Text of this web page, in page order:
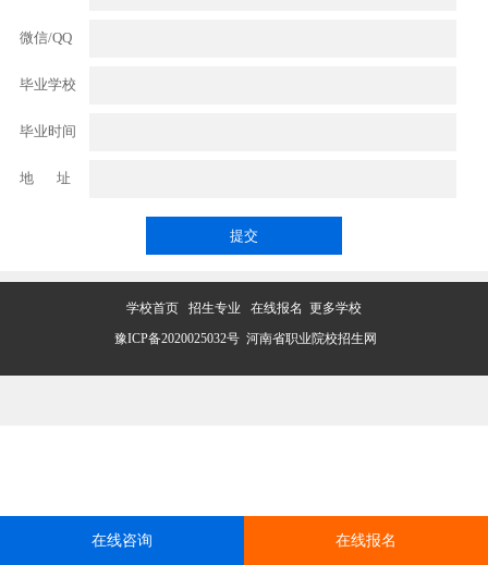
微信/QQ
毕业学校
毕业时间
地 址
学校首页 招生专业 在线报名 更多学校
豫ICP备2020025032号 河南省职业院校招生网
在线咨询 在线报名